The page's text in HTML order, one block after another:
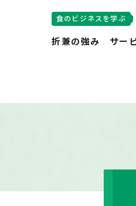
食のビジネスを学ぶ
折兼の強み サー